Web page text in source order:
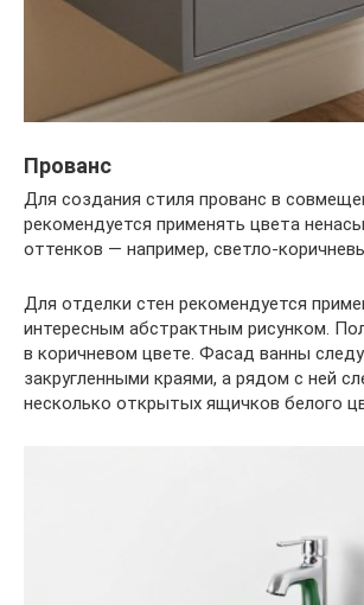
Прованс
Для создания стиля прованс в
рекомендуется применять цвета
оттенков — например, светло-
Для отделки стен рекомендуется
интересным абстрактным рисунком.
в коричневом цвете. Фасад ванны
закругленными краями, а рядом с ней
несколько открытых ящичков белого